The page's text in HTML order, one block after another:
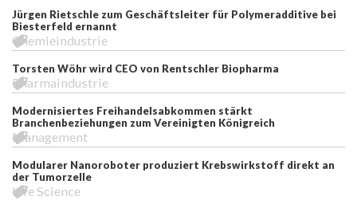
Jürgen Rietschle zum Geschäftsleiter für Polymeradditive bei
Biesterfeld ernannt
Chemieindustrie
Torsten Wöhr wird CEO von Rentschler Biopharma
Pharmaindustrie
Modernisiertes Freihandelsabkommen stärkt
Branchenbeziehungen zum Vereinigten Königreich
Management
Modularer Nanoroboter produziert Krebswirkstoff direkt an
der Tumorzelle
Life Science